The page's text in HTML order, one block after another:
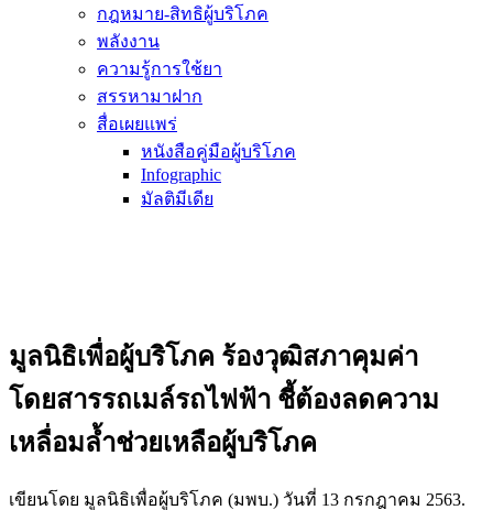
กฎหมาย-สิทธิผู้บริโภค
พลังงาน
ความรู้การใช้ยา
สรรหามาฝาก
สื่อเผยแพร่
หนังสือคู่มือผู้บริโภค
Infographic
มัลติมีเดีย
มูลนิธิเพื่อผู้บริโภค ร้องวุฒิสภาคุมค่า
โดยสารรถเมล์รถไฟฟ้า ชี้ต้องลดความ
เหลื่อมล้ำช่วยเหลือผู้บริโภค
เขียนโดย มูลนิธิเพื่อผู้บริโภค (มพบ.) วันที่ 13 กรกฎาคม 2563.